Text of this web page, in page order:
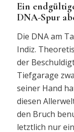
Ein
DNA-Spur
Die DNA am
Indiz.
der
Tiefgarage
seiner Hand
diesen
den Bruch
letztlich nur